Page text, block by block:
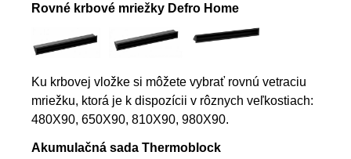
Rovné krbové mriežky Defro Home
Ku krbovej vložke si môžete vybrať rovnú vetraciu
mriežku, ktorá je k dispozícii v rôznych veľkostiach:
480X90, 650X90, 810X90, 980X90.
Akumulačná sada Thermoblock